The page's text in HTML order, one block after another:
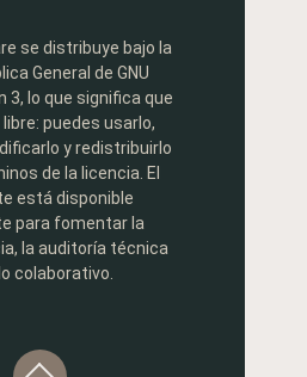
se distribuye bajo la
General de GNU
3, lo que significa que
puedes usarlo,
y redistribuirlo
de la licencia. El
está disponible
para fomentar la
la auditoría técnica
colaborativo.